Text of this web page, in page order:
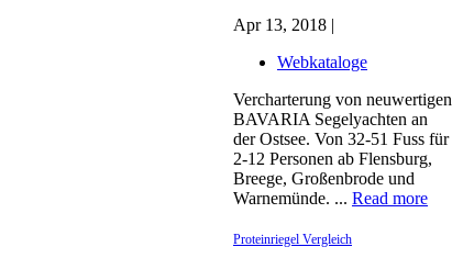
Apr 13, 2018 |
Webkataloge
Vercharterung von neuwertigen
BAVARIA Segelyachten an
der Ostsee. Von 32-51 Fuss für
2-12 Personen ab Flensburg,
Breege, Großenbrode und
Warnemünde. ... Read more
Proteinriegel Vergleich